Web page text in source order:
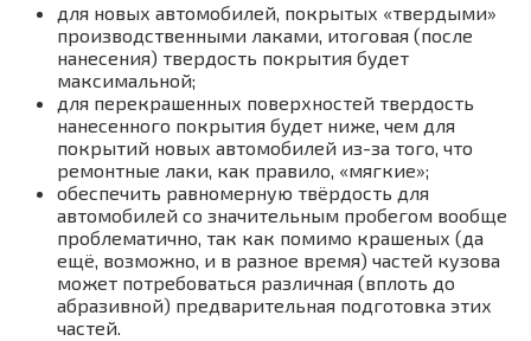
для новых автомобилей, покрытых «твердыми»
производственными лаками, итоговая (после
нанесения) твердость покрытия будет
максимальной;
для перекрашенных поверхностей твердость
нанесенного покрытия будет ниже, чем для
покрытий новых автомобилей из-за того, что
ремонтные лаки, как правило, «мягкие»;
обеспечить равномерную твёрдость для
автомобилей со значительным пробегом вообще
проблематично, так как помимо крашеных (да
ещё, возможно, и в разное время) частей кузова
может потребоваться различная (вплоть до
абразивной) предварительная подготовка этих
частей.